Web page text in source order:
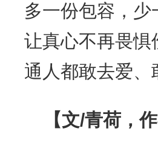
多一份包容，
让真心不再畏惧
通人都敢去爱
【文/青荷，